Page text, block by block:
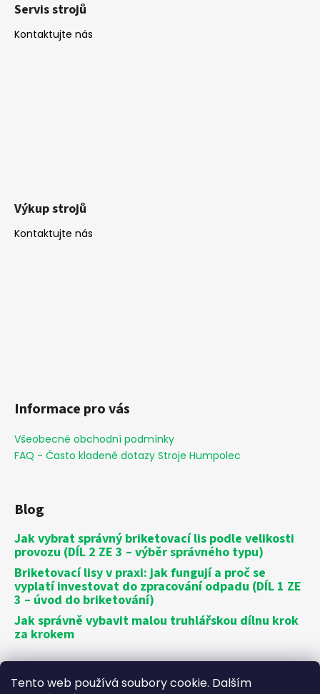
Tento web používá soubory cookie. Dalším
Servis strojů
Kontaktujte nás
Výkup strojů
Kontaktujte nás
Informace pro vás
Všeobecné obchodní podmínky
FAQ - Často kladené dotazy Stroje Humpolec
Blog
Jak vybrat správný briketovací lis podle velikosti
provozu (DÍL 2 ZE 3 – výběr správného typu)
Briketovací lisy v praxi: jak fungují a proč se
vyplatí investovat do zpracování odpadu (DÍL 1 ZE
3 – úvod do briketování)
Jak správně vybavit malou truhlářskou dílnu krok
za krokem
Vytvořil Shoptet